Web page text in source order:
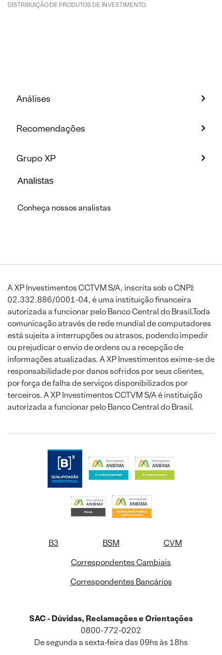
DISTRIBUIÇÃO DE PRODUTOS DE INVESTIMENTO.
Análises
Recomendações
Grupo XP
Analistas
Conheça nossos analistas
A XP Investimentos CCTVM S/A, inscrita sob o CNPJ:
02.332.886/0001-04, é uma instituição financeira
autorizada a funcionar pelo Banco Central do Brasil.Toda
comunicação através de rede mundial de computadores
está sujeita a interrupções ou atrasos, podendo impedir
ou prejudicar o envio de ordens ou a recepção de
informações atualizadas. A XP Investimentos exime-se de
responsabilidade por danos sofridos por seus clientes,
por força de falha de serviços disponibilizados por
terceiros. A XP Investimentos CCTVM S/A é instituição
autorizada a funcionar pelo Banco Central do Brasil.
B3 BSM
CVM
Correspondentes Cambiais
Correspondentes Bancários
SAC - Dúvidas, Reclamações e Orientações
0800-772-0202
De segunda a sexta-feira das 09hs às 18hs